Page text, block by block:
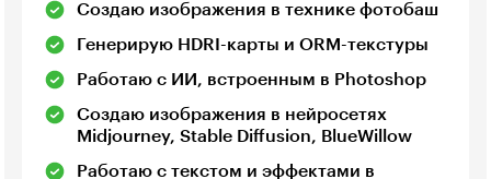
Создаю изображения в технике фотобаш
Генерирую HDRI-карты и ORM-текстуры
Работаю с ИИ, встроенным в Photoshop
Создаю изображения в нейросетях
Midjourney, Stable Diffusion, BlueWillow
Работаю с текстом и эффектами в